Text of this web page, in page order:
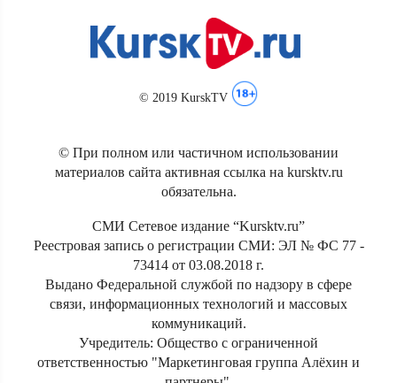
© 2019 KurskTV
© При полном или частичном использовании
материалов сайта активная ссылка на kursktv.ru
обязательна.
СМИ Сетевое издание “Kursktv.ru”
Реестровая запись о регистрации СМИ: ЭЛ № ФС 77 -
73414 от 03.08.2018 г.
Выдано Федеральной службой по надзору в сфере
связи, информационных технологий и массовых
коммуникаций.
Учредитель: Общество с ограниченной
ответственностью "Маркетинговая группа Алёхин и